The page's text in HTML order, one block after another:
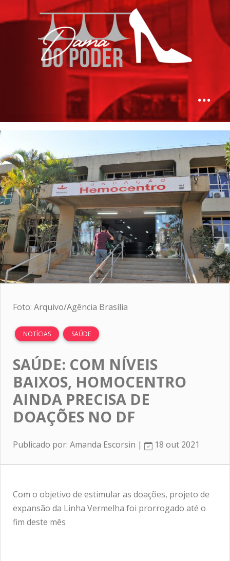
Foto: Arquivo/Agência Brasília
NOTÍCIAS SAÚDE
SAÚDE: COM NÍVEIS
BAIXOS, HOMOCENTRO
AINDA PRECISA DE
DOAÇÕES NO DF
Publicado por: Amanda Escorsin | 18 out 2021
Com o objetivo de estimular as doações, projeto de
expansão da Linha Vermelha foi prorrogado até o
fim deste mês